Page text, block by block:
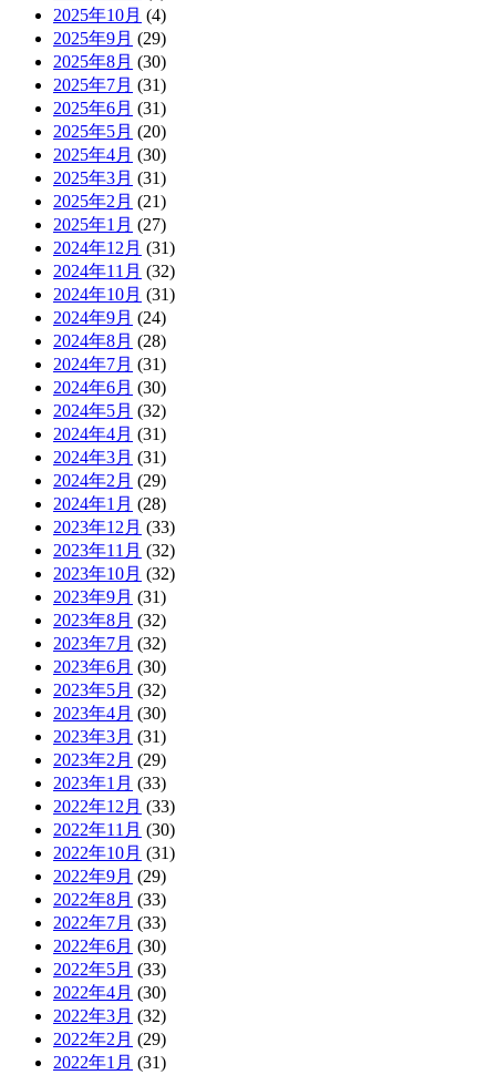
2025年10月 (4)
2025年9月 (29)
2025年8月 (30)
2025年7月 (31)
2025年6月 (31)
2025年5月 (20)
2025年4月 (30)
2025年3月 (31)
2025年2月 (21)
2025年1月 (27)
2024年12月 (31)
2024年11月 (32)
2024年10月 (31)
2024年9月 (24)
2024年8月 (28)
2024年7月 (31)
2024年6月 (30)
2024年5月 (32)
2024年4月 (31)
2024年3月 (31)
2024年2月 (29)
2024年1月 (28)
2023年12月 (33)
2023年11月 (32)
2023年10月 (32)
2023年9月 (31)
2023年8月 (32)
2023年7月 (32)
2023年6月 (30)
2023年5月 (32)
2023年4月 (30)
2023年3月 (31)
2023年2月 (29)
2023年1月 (33)
2022年12月 (33)
2022年11月 (30)
2022年10月 (31)
2022年9月 (29)
2022年8月 (33)
2022年7月 (33)
2022年6月 (30)
2022年5月 (33)
2022年4月 (30)
2022年3月 (32)
2022年2月 (29)
2022年1月 (31)